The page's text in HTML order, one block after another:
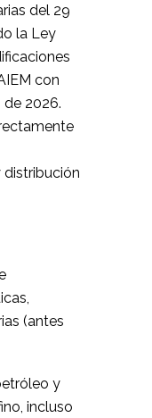
del 29
la Ley
con
2026.
(antes
y
incluso